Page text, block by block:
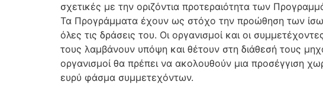
σχετικές με την οριζόντια προτεραιότητα των
Τα Προγράμματα έχουν ως στόχο την προώθηση των
όλες τις δράσεις του. Οι οργανισμοί και οι
τους λαμβάνουν υπόψη και θέτουν στη διάθεσή τους
οργανισμοί θα πρέπει να ακολουθούν μια προσέγγιση
ευρύ φάσμα συμμετεχόντων.